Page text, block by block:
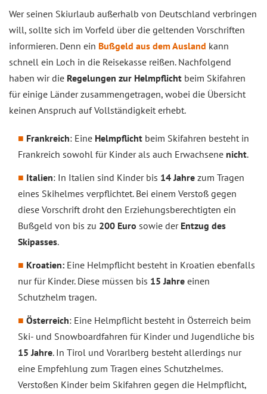
Wer seinen Skiurlaub außerhalb von Deutschland verbringen
will, sollte sich im Vorfeld über die geltenden Vorschriften
informieren. Denn ein Bußgeld aus dem Ausland kann
schnell ein Loch in die Reisekasse reißen. Nachfolgend
haben wir die Regelungen zur Helmpflicht beim Skifahren
für einige Länder zusammengetragen, wobei die Übersicht
keinen Anspruch auf Vollständigkeit erhebt.
Frankreich: Eine Helmpflicht beim Skifahren besteht in
Frankreich sowohl für Kinder als auch Erwachsene nicht.
Italien: In Italien sind Kinder bis 14 Jahre zum Tragen
eines Skihelmes verpflichtet. Bei einem Verstoß gegen
diese Vorschrift droht den Erziehungsberechtigten ein
Bußgeld von bis zu 200 Euro sowie der Entzug des
Skipasses.
Kroatien: Eine Helmpflicht besteht in Kroatien ebenfalls
nur für Kinder. Diese müssen bis 15 Jahre einen
Schutzhelm tragen.
Österreich: Eine Helmpflicht besteht in Österreich beim
Ski- und Snowboardfahren für Kinder und Jugendliche bis
15 Jahre. In Tirol und Vorarlberg besteht allerdings nur
eine Empfehlung zum Tragen eines Schutzhelmes.
Verstoßen Kinder beim Skifahren gegen die Helmpflicht,